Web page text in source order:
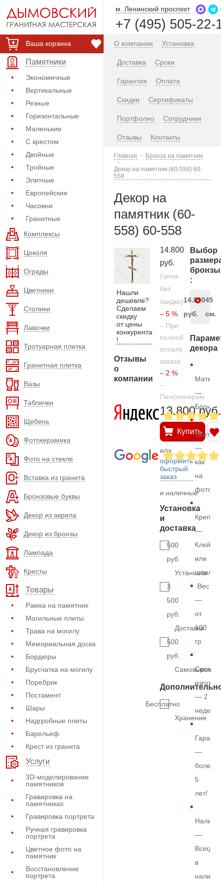
Ваша корзина
Памятники
Экономичные
Вертикальные
Резные
Горизонтальные
Маленькие
С крестом
Двойные
Тройные
Элитные
Европейские
Часовни
Гранитные
Комплексы
Цоколя
Ограды
Цветники
Столики
Лавочки
Тротуарная плитка
Гранитная плитка
Вазы
Таблички
Щебень
Фотокерамика
Фото на стекле
Вставка из гранита
Бронзовые буквы
Декор из акрила
Декор из бронзы
Лампада
Кресты
Товары
Рамка на памятник
Могильные плиты
Трава на могилу
Мемориальная доска
Бордюры
Брусчатка на могилу
Поребрик
Постамент
Шары
Надгробные плиты
Барельеф
Крест из гранита
Услуги
3D-моделирование
памятников
Гравировка на
памятниках
Гравировка портрета
Ручная гравировка
портрета
Цветное фото на
памятник
Восстановление
портрета
м. Ленинский проспект
+7 (495) 505-22-
О компании Установка
Доставка Сроки
Гарантия Оплата
Скидки Сертификаты
Портфолио Сотрудники
Отзывы Контакты
Главная
Бронза на памятник
Декор на памятник (60-558) 60-
558
Декор на
памятник (60-
558) 60-558
Нашли
дешевле?
Сделаем
скидку
от цены
конкурента
!
Отзывы
о
компании
14.800
руб.
(цена
без
скидки)
– 5 %
– При
полной
оплате
заказа
– 2 %
–
Пенсионерам
13.800 руб.
Купить
или
оформить
быстрый
заказ
и наличные
Установка
и
доставка
500
руб.
Установка
3
500
руб.
Доставка
500
руб.
Самовывоз
Бесплатно
Хранение
Выбор
бронзы
:
14.800
руб.
45
см.
декора
—
Бронза
Цвет
—
как
на
фото
—
Клей
или
Вес
—
от
100
гр.
Срок
— 2
недели
—
более
5
лет!
—
Всегда
в